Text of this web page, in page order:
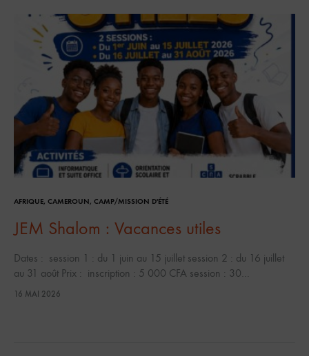
AFRIQUE, CAMEROUN, CAMP/MISSION D'ÉTÉ
JEM Shalom : Vacances utiles
Dates : session 1 : du 1 juin au 15 juillet session 2 : du 16 juillet
au 31 août Prix : inscription : 5 000 CFA session : 30…
16 MAI 2026